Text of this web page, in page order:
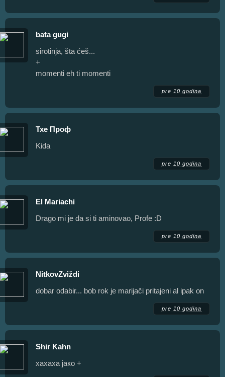
bata gugi
sirotinja, šta ćeš...
+
momenti eh ti momenti
pre 10 godina
Тхе Проф
Kida
pre 10 godina
Еl Mariachi
Drago mi je da si ti aminovao, Profe :D
pre 10 godina
NitkovZviždi
dobar odabir... bob rok je marijači pritajeni al ipak on
pre 10 godina
Shir Kahn
хахаха јако +